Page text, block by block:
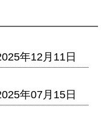
年12月11日
年07月15日